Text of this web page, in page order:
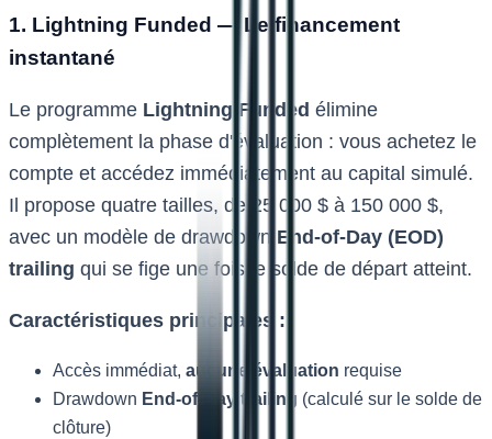
1. Lightning Funded — Le financement
instantané
Le programme Lightning Funded élimine
complètement la phase d'évaluation : vous achetez le
compte et accédez immédiatement au capital simulé.
Il propose quatre tailles, de 25 000 $ à 150 000 $,
avec un modèle de drawdown End-of-Day (EOD)
trailing qui se fige une fois le solde de départ atteint.
Caractéristiques principales :
Accès immédiat, aucune évaluation requise
Drawdown End-of-Day trailing (calculé sur le solde de
clôture)